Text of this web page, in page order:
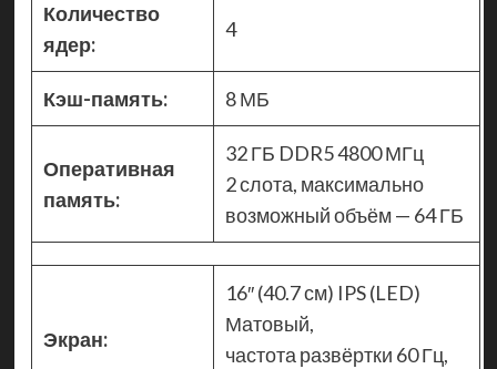
Количество
ядер:
4
Кэш-память: 8 МБ
Оперативная
память:
32 ГБ DDR5 4800 МГц
2 слота, максимально
возможный объём — 64 ГБ
Экран:
16″ (40.7 см) IPS (LED)
Матовый,
частота развёртки 60 Гц,